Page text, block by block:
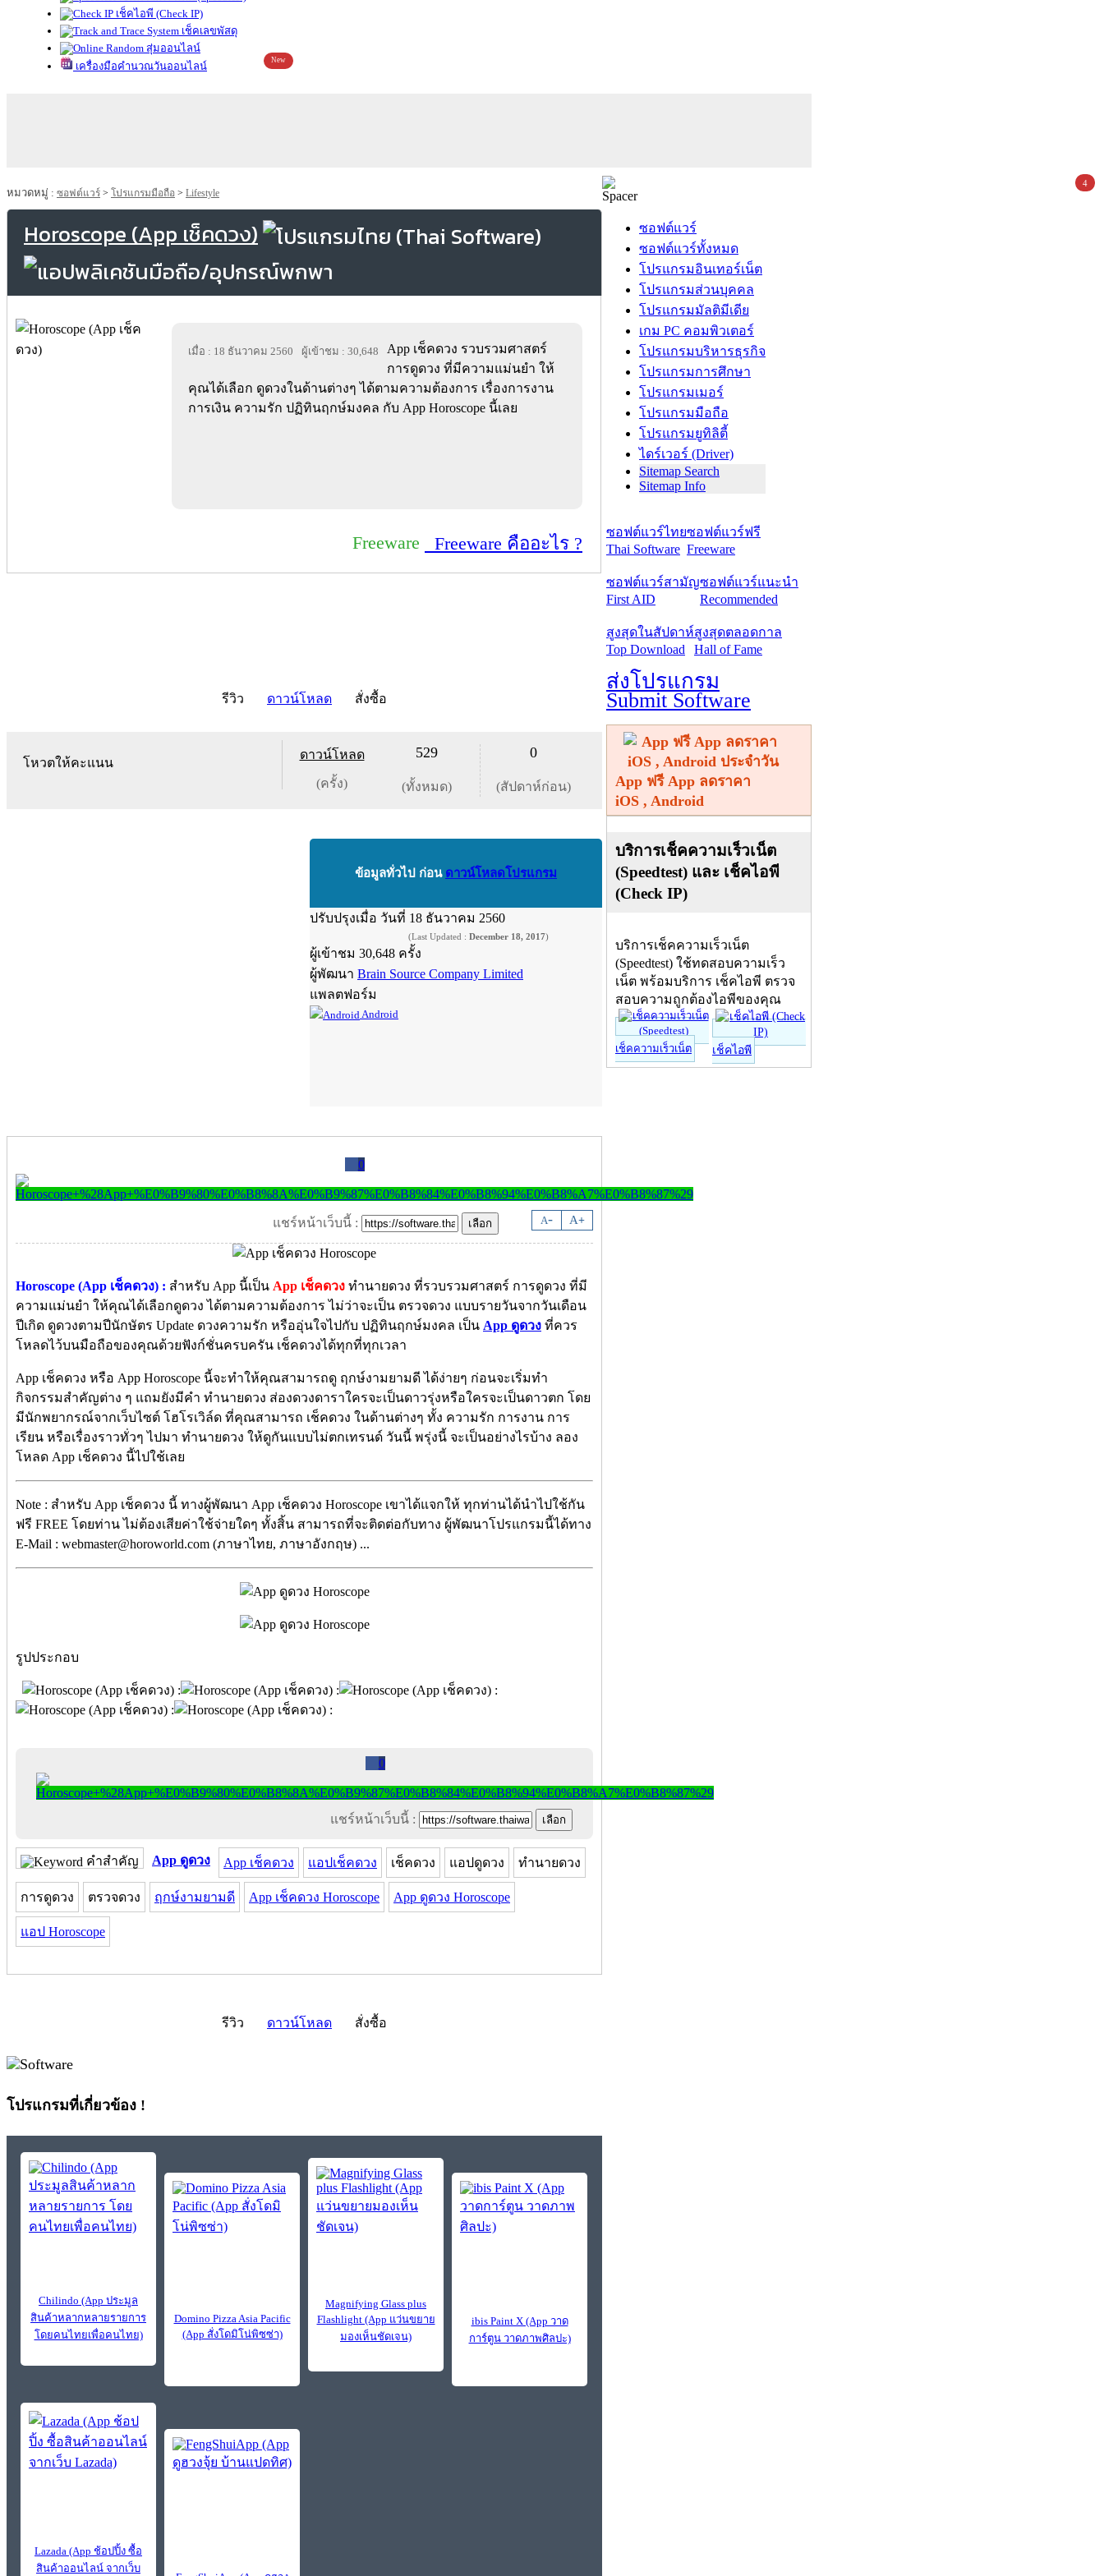
เช็คไอพี (Check IP)
เช็คเลขพัสดุ
สุ่มออนไลน์
เครื่องมือคำนวณวันออนไลน์
New
หมวดหมู่ : ซอฟต์แวร์ > โปรแกรมมือถือ > Lifestyle
Horoscope (App เช็คดวง)
เมื่อ : 18 ธันวาคม 2560 ผู้เข้าชม : 30,648
App เช็คดวง รวบรวมศาสตร์
การดูดวง ที่มีความแม่นยำ ให้
คุณได้เลือก ดูดวงในด้านต่างๆ ได้ตามความต้องการ เรื่องการงาน
การเงิน ความรัก ปฏิทินฤกษ์มงคล กับ App Horoscope นี้เลย
Freeware Freeware คืออะไร ?
รีวิว ดาวน์โหลด สั่งซื้อ
โหวตให้คะแนน
ดาวน์โหลด
(ครั้ง)
529
(ทั้งหมด)
0
(สัปดาห์ก่อน)
ข้อมูลทั่วไป ก่อน ดาวน์โหลดโปรแกรม
ปรับปรุงเมื่อ วันที่ 18 ธันวาคม 2560
(Last Updated : December 18, 2017)
ผู้เข้าชม 30,648 ครั้ง
ผู้พัฒนา Brain Source Company Limited
แพลตฟอร์ม
Android
0
A- A+
แชร์หน้าเว็บนี้ :
Horoscope (App เช็คดวง) : สำหรับ App นี้เป็น App เช็คดวง ทำนายดวง ที่รวบรวมศาสตร์ การดูดวง ที่มี
ความแม่นยำ ให้คุณได้เลือกดูดวง ได้ตามความต้องการ ไม่ว่าจะเป็น ตรวจดวง แบบรายวันจากวันเดือน
ปีเกิด ดูดวงตามปีนักษัตร Update ดวงความรัก หรืออุ่นใจไปกับ ปฏิทินฤกษ์มงคล เป็น App ดูดวง ที่ควร
โหลดไว้บนมือถือของคุณด้วยฟังก์ชั่นครบครัน เช็คดวงได้ทุกที่ทุกเวลา
App เช็คดวง หรือ App Horoscope นี้จะทำให้คุณสามารถดู ฤกษ์งามยามดี ได้ง่ายๆ ก่อนจะเริ่มทำ
กิจกรรมสำคัญต่าง ๆ แถมยังมีคำ ทำนายดวง ส่องดวงดาราใครจะเป็นดาวรุ่งหรือใครจะเป็นดาวตก โดย
มีนักพยากรณ์จากเว็บไซต์ โฮโรเวิล์ด ที่คุณสามารถ เช็คดวง ในด้านต่างๆ ทั้ง ความรัก การงาน การ
เรียน หรือเรื่องราวทั่วๆ ไปมา ทำนายดวง ให้ดูกันแบบไม่ตกเทรนด์ วันนี้ พรุ่งนี้ จะเป็นอย่างไรบ้าง ลอง
โหลด App เช็คดวง นี้ไปใช้เลย
Note : สำหรับ App เช็คดวง นี้ ทางผู้พัฒนา App เช็คดวง Horoscope เขาได้แจกให้ ทุกท่านได้นำไปใช้กัน
ฟรี FREE โดยท่าน ไม่ต้องเสียค่าใช้จ่ายใดๆ ทั้งสิ้น สามารถที่จะติดต่อกับทาง ผู้พัฒนาโปรแกรมนี้ได้ทาง
E-Mail : webmaster@horoworld.com (ภาษาไทย, ภาษาอังกฤษ) ...
รูปประกอบ
0
แชร์หน้าเว็บนี้ :
คำสำคัญ App ดูดวง App เช็คดวง แอปเช็คดวง เช็คดวง แอปดูดวง ทำนายดวง
การดูดวง ตรวจดวง ฤกษ์งามยามดี App เช็คดวง Horoscope App ดูดวง Horoscope
แอป Horoscope
รีวิว ดาวน์โหลด สั่งซื้อ
โปรแกรมที่เกี่ยวข้อง !
Chilindo (App ประมูล
สินค้าหลากหลายรายการ
โดยคนไทยเพื่อคนไทย)
Domino Pizza Asia Pacific
(App สั่งโดมิโน่พิซซ่า)
Magnifying Glass plus
Flashlight (App แว่นขยาย
มองเห็นชัดเจน)
ibis Paint X (App วาด
การ์ตูน วาดภาพศิลปะ)
Lazada (App ช้อปปิ้ง ซื้อ
สินค้าออนไลน์ จากเว็บ
ซอฟต์แวร์
ซอฟต์แวร์ทั้งหมด
โปรแกรมอินเทอร์เน็ต
โปรแกรมส่วนบุคคล
โปรแกรมมัลติมีเดีย
เกม PC คอมพิวเตอร์
โปรแกรมบริหารธุรกิจ
โปรแกรมการศึกษา
โปรแกรมเมอร์
โปรแกรมมือถือ
โปรแกรมยูทิลิตี้
ไดร์เวอร์ (Driver)
Sitemap Search
Sitemap Info
ซอฟต์แวร์ไทย
Thai Software
ซอฟต์แวร์ฟรี
Freeware
ซอฟต์แวร์สามัญ
First AID
ซอฟต์แวร์แนะนำ
Recommended
สูงสุดในสัปดาห์
Top Download
สูงสุดตลอดกาล
Hall of Fame
ส่งโปรแกรม
Submit Software
App ฟรี App ลดราคา
iOS , Android
บริการเช็คความเร็วเน็ต
(Speedtest) และ เช็คไอพี
(Check IP)
บริการเช็คความเร็วเน็ต
(Speedtest) ใช้ทดสอบความเร็ว
เน็ต พร้อมบริการ เช็คไอพี ตรวจ
สอบความถูกต้องไอพีของคุณ
เช็คความเร็วเน็ต เช็คไอพี
4